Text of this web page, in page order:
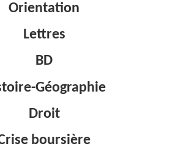
Orientation
Lettres
BD
Géographie
Droit
boursière